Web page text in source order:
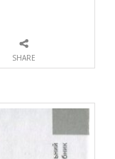
SHARE